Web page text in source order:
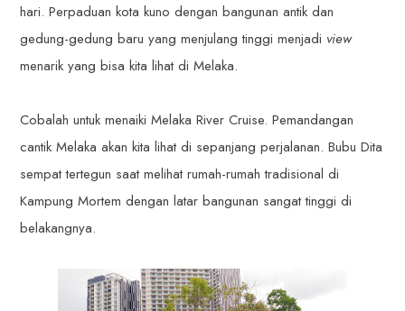
hari. Perpaduan kota kuno dengan bangunan antik dan
gedung-gedung baru yang menjulang tinggi menjadi view
menarik yang bisa kita lihat di Melaka.
Cobalah untuk menaiki Melaka River Cruise. Pemandangan
cantik Melaka akan kita lihat di sepanjang perjalanan. Bubu Dita
sempat tertegun saat melihat rumah-rumah tradisional di
Kampung Mortem dengan latar bangunan sangat tinggi di
belakangnya.